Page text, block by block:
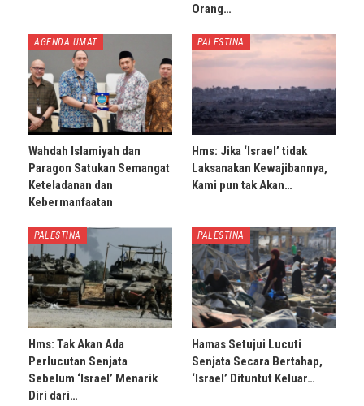
Orang…
AGENDA UMAT
Wahdah Islamiyah dan
Paragon Satukan Semangat
Keteladanan dan
Kebermanfaatan
PALESTINA
Hms: Jika ‘Israel’ tidak
Laksanakan Kewajibannya,
Kami pun tak Akan…
PALESTINA
Hms: Tak Akan Ada
Perlucutan Senjata
Sebelum ‘Israel’ Menarik
Diri dari…
PALESTINA
Hamas Setujui Lucuti
Senjata Secara Bertahap,
‘Israel’ Dituntut Keluar…